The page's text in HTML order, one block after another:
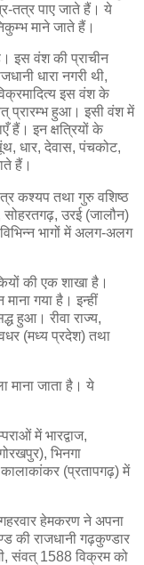
तत्र पाए जाते हैं। ये
माने जाते हैं।
इस वंश की प्राचीन
धारा नगरी थी,
इस वंश के
प्रारम्भ हुआ। इसी वंश में
हैं। इन क्षत्रियों के
धार, देवास, पंचकोट,
हैं।
कश्यप तथा गुरु वशिष्ठ
सोहरतगढ़, उरई (जालौन)
भागों में अलग-अलग
की एक शाखा है।
गया है। इन्हीं
हुआ। रीवा राज्य,
(मध्य प्रदेश) तथा
जाता है। ये
में भारद्वाज,
भिनगा
कालाकांकर (प्रतापगढ़) में
हेमकरण ने अपना
की राजधानी गढ़कुण्डार
संवत् 1588 विक्रम को